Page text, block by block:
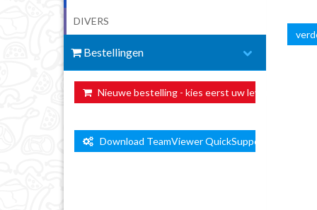
DIVERS
Bestellingen
Nieuwe bestelling - kies eerst uw leverdag ...
Download TeamViewer QuickSupport